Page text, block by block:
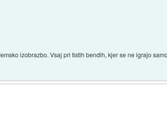
izobrazbo. Vsaj pri tistih bendih, kjer se ne igrajo